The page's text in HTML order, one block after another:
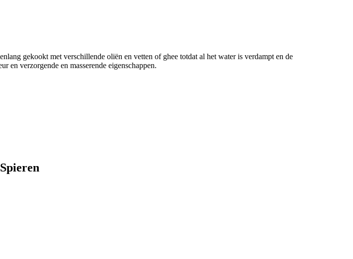
gekookt met verschillende oliën en vetten of ghee totdat al het water is verdampt en de
en verzorgende en masserende eigenschappen.